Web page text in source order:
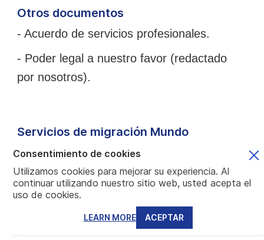
Otros documentos
- Acuerdo de servicios profesionales.
- Poder legal a nuestro favor (redactado
por nosotros).
Servicios de migración Mundo
Estos son los requerimientos esenciales
para obtener la ciudadanía de Saint Kitts.
La próxima decisión es elegir su proveedor
y nosotros le decimos por qué Mundo es
mejor que otros. Los servicios de
Consentimiento de cookies
Utilizamos cookies para mejorar su experiencia. Al
continuar utilizando nuestro sitio web, usted acepta el
uso de cookies.
LEARN MORE ACEPTAR